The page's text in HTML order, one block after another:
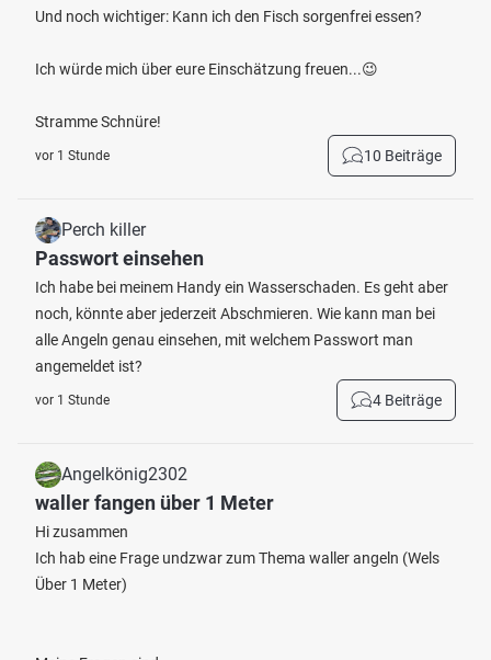
Und noch wichtiger: Kann ich den Fisch sorgenfrei essen?
Ich würde mich über eure Einschätzung freuen...😉
Stramme Schnüre!
vor 1 Stunde 10 Beiträge
Perch killer
Passwort einsehen
Ich habe bei meinem Handy ein Wasserschaden. Es geht aber
noch, könnte aber jederzeit Abschmieren. Wie kann man bei
alle Angeln genau einsehen, mit welchem Passwort man
angemeldet ist?
vor 1 Stunde 4 Beiträge
Angelkönig2302
waller fangen über 1 Meter
Hi zusammen
Ich hab eine Frage undzwar zum Thema waller angeln (Wels
Über 1 Meter)